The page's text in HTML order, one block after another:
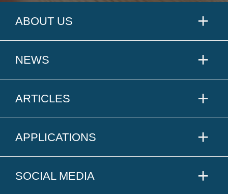
ABOUT US
NEWS
ARTICLES
APPLICATIONS
SOCIAL MEDIA